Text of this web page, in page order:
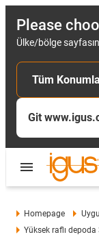
Please
Ülke/bölge
Tüm
Git
Homepage
Yüksek raflı depoda